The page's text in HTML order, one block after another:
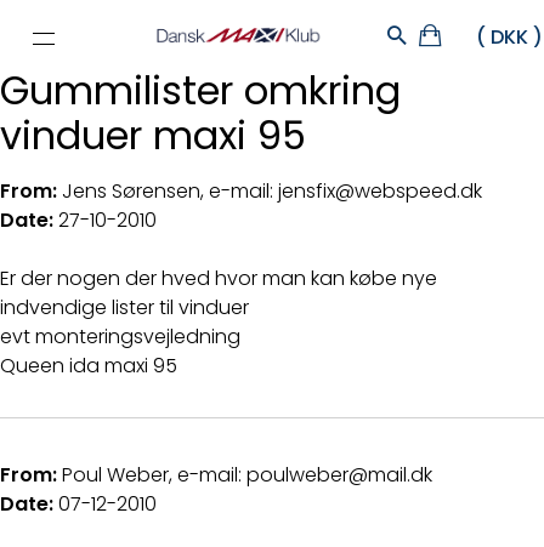
Gummilister omkring
vinduer maxi 95
From: Jens Sørensen, e-mail: jensfix@webspeed.dk
Date:27-10-2010
Er der nogen der hved hvor man kan købe nye
indvendige lister til vinduer
evt monteringsvejledning
Queen ida maxi 95
From:Poul Weber, e-mail: poulweber@mail.dk
Date:07-12-2010